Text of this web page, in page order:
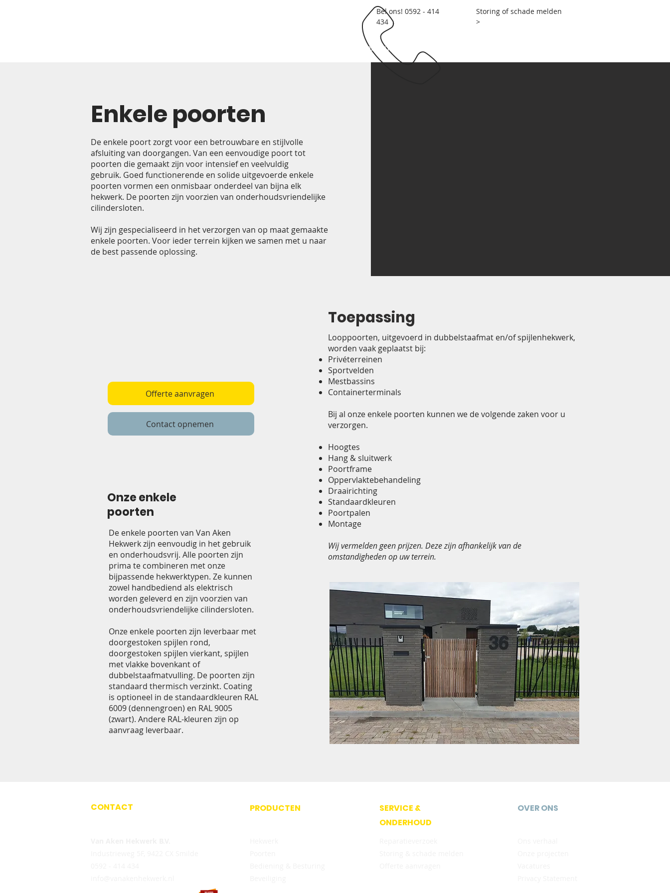
Bel ons! 0592 - 414
434
Storing of schade melden
>
Service & Onderhoud
Enkele poorten
De enkele poort zorgt voor een betrouwbare en stijlvolle
afsluiting van doorgangen. Van een eenvoudige poort tot
poorten die gemaakt zijn voor intensief en veelvuldig
gebruik. Goed functionerende en solide uitgevoerde enkele
poorten vormen een onmisbaar onderdeel van bijna elk
hekwerk. De poorten zijn voorzien van onderhoudsvriendelijke
cilindersloten.
Wij zijn gespecialiseerd in het verzorgen van op maat gemaakte
enkele poorten. Voor ieder terrein kijken we samen met u naar
de best passende oplossing.
Offerte aanvragen
Contact opnemen
Onze enkele
poorten
De enkele poorten van Van Aken
Hekwerk zijn eenvoudig in het gebruik
en onderhoudsvrij. Alle poorten zijn
prima te combineren met onze
bijpassende hekwerktypen. Ze kunnen
zowel handbediend als elektrisch
worden geleverd en zijn voorzien van
onderhoudsvriendelijke cilindersloten.
Onze enkele poorten zijn leverbaar met
doorgestoken spijlen rond,
doorgestoken spijlen vierkant, spijlen
met vlakke bovenkant of
dubbelstaafmatvulling. De poorten zijn
standaard thermisch verzinkt. Coating
is optioneel in de standaardkleuren RAL
6009 (dennengroen) en RAL 9005
(zwart). Andere RAL-kleuren zijn op
aanvraag leverbaar.
Toepassing
Looppoorten, uitgevoerd in dubbelstaafmat en/of spijlenhekwerk,
worden vaak geplaatst bij:
Privéterreinen
Sportvelden
Mestbassins
Containerterminals
Bij al onze enkele poorten kunnen we de volgende zaken voor u
verzorgen.
Hoogtes
Hang & sluitwerk
Poortframe
Oppervlaktebehandeling
Draairichting
Standaardkleuren
Poortpalen
Montage
Wij vermelden geen prijzen. Deze zijn afhankelijk van de
omstandigheden op uw terrein.
CONTACT PRODUCTEN
SERVICE &
ONDERHOUD
OVER ONS